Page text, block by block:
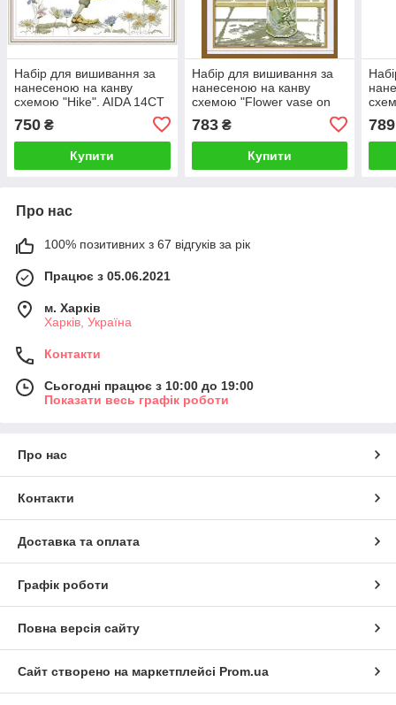
Набір для вишивання за
нанесеною на канву
схемою "Hike". AIDA 14CT
750 ₴
Купити
Набір для вишивання за
нанесеною на канву
схемою "Flower vase on
printed, 29*35 см
783₴
Купити
см
789
Про нас
100% позитивних з 67 відгуків за рік
Працює з 05.06.2021
м. Харків
Харків, Україна
Контакти
Сьогодні працює з 10:00 до 19:00
Показати весь графік роботи
Про нас
Контакти
Доставка та оплата
Графік роботи
Повна версія сайту
Сайт створено на маркетплейсі Prom.ua